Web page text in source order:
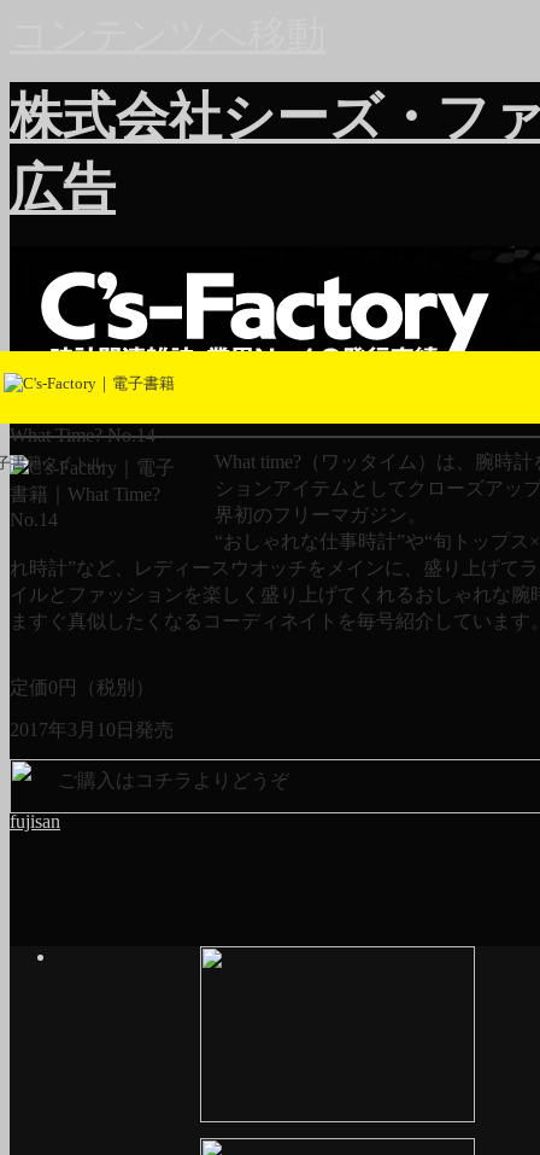
株式会社シーズ・フ
広告
書籍タイトル
What Time? No.14
What time?（ワッタイム）は、腕時
ションアイテムとしてクローズアッ
界初のフリーマガジン。
“おしゃれな仕事時計”や“旬トップス
れ時計”など、レディースウオッチをメインに、盛り上げて
イルとファッションを楽しく盛り上げてくれるおしゃれな腕
ますぐ真似したくなるコーディネイトを毎号紹介しています
定価0円（税別）
2017年3月10日発売
ご購入はコチラよりどうぞ
fujisan